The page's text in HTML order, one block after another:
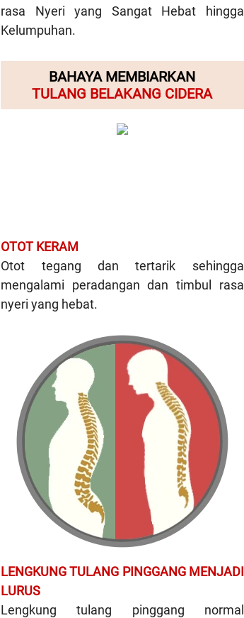
rasa Nyeri yang Sangat Hebat hingga
Kelumpuhan.
BAHAYA MEMBIARKAN
TULANG BELAKANG CIDERA
OTOT KERAM
Otot tegang dan tertarik sehingga
mengalami peradangan dan timbul rasa
nyeri yang hebat.
LENGKUNG TULANG PINGGANG MENJADI
LURUS
Lengkung tulang pinggang normal